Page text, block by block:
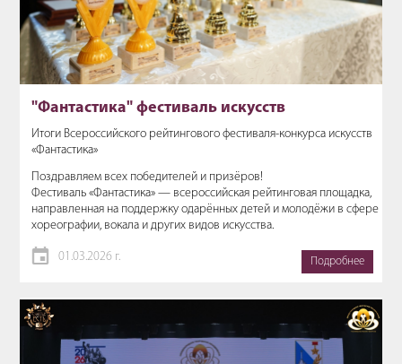
"Фантастика" фестиваль искусств
Итоги Всероссийского рейтингового фестиваля-конкурса искусств
«Фантастика»
Поздравляем всех победителей и призёров!
Фестиваль «Фантастика» — всероссийская рейтинговая площадка,
направленная на поддержку одарённых детей и молодёжи в сфере
хореографии, вокала и других видов искусства.
01.03.2026 г. Подробнее